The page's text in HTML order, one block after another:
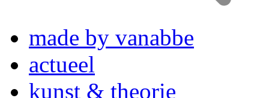
made by vanabbe
actueel
kunst & theorie